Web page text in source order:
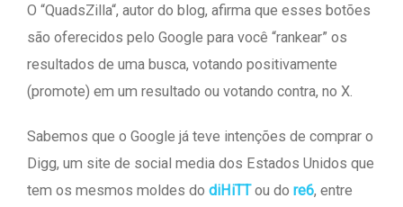
O “QuadsZilla“, autor do blog, afirma que esses botões
são oferecidos pelo Google para você “rankear” os
resultados de uma busca, votando positivamente
(promote) em um resultado ou votando contra, no X.
Sabemos que o Google já teve intenções de comprar o
Digg, um site de social media dos Estados Unidos que
tem os mesmos moldes do diHiTTou do re6, entre